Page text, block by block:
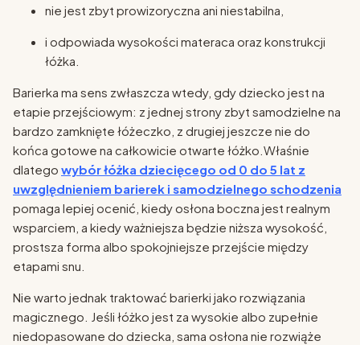
nie jest zbyt prowizoryczna ani niestabilna,
i odpowiada wysokości materaca oraz konstrukcji
łóżka.
Barierka ma sens zwłaszcza wtedy, gdy dziecko jest na
etapie przejściowym: z jednej strony zbyt samodzielne na
bardzo zamknięte łóżeczko, z drugiej jeszcze nie do
końca gotowe na całkowicie otwarte łóżko.Właśnie
dlatego wybór łóżka dziecięcego od 0 do 5 lat z
uwzględnieniem barierek i samodzielnego schodzenia
pomaga lepiej ocenić, kiedy osłona boczna jest realnym
wsparciem, a kiedy ważniejsza będzie niższa wysokość,
prostsza forma albo spokojniejsze przejście między
etapami snu.
Nie warto jednak traktować barierki jako rozwiązania
magicznego. Jeśli łóżko jest za wysokie albo zupełnie
niedopasowane do dziecka, sama osłona nie rozwiąże